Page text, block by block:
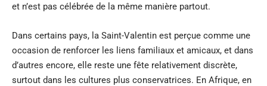
et n’est pas célébrée de la même manière partout.
Dans certains pays, la Saint-Valentin est perçue comme une
occasion de renforcer les liens familiaux et amicaux, et dans
d’autres encore, elle reste une fête relativement discrète,
surtout dans les cultures plus conservatrices. En Afrique, en